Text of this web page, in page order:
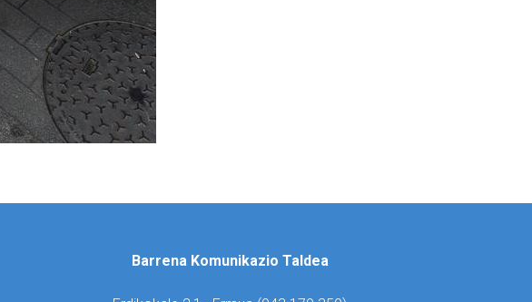
Barrena Komunikazio Taldea